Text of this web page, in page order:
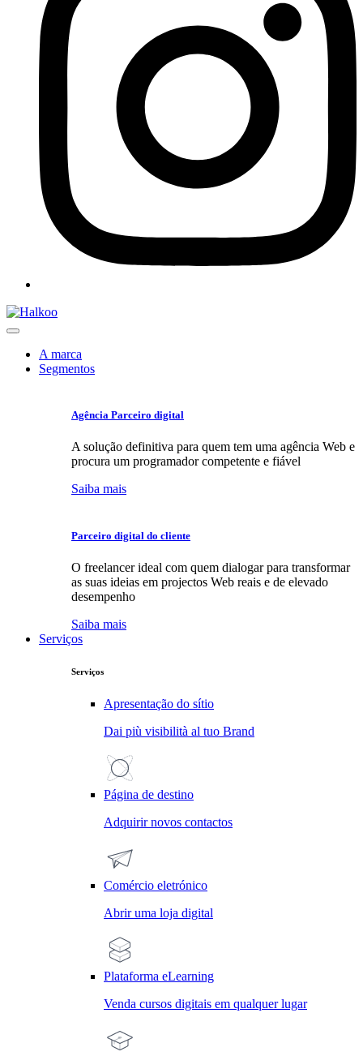
A marca
Segmentos
Agência Parceiro digital
A solução definitiva para quem tem uma agência Web e
procura um programador competente e fiável
Saiba mais
Parceiro digital do cliente
O freelancer ideal com quem dialogar para transformar
as suas ideias em projectos Web reais e de elevado
desempenho
Saiba mais
Serviços
Serviços
Apresentação do sítio
Dai più visibilità al tuo Brand
Página de destino
Adquirir novos contactos
Comércio eletrónico
Abrir uma loja digital
Plataforma eLearning
Venda cursos digitais em qualquer lugar